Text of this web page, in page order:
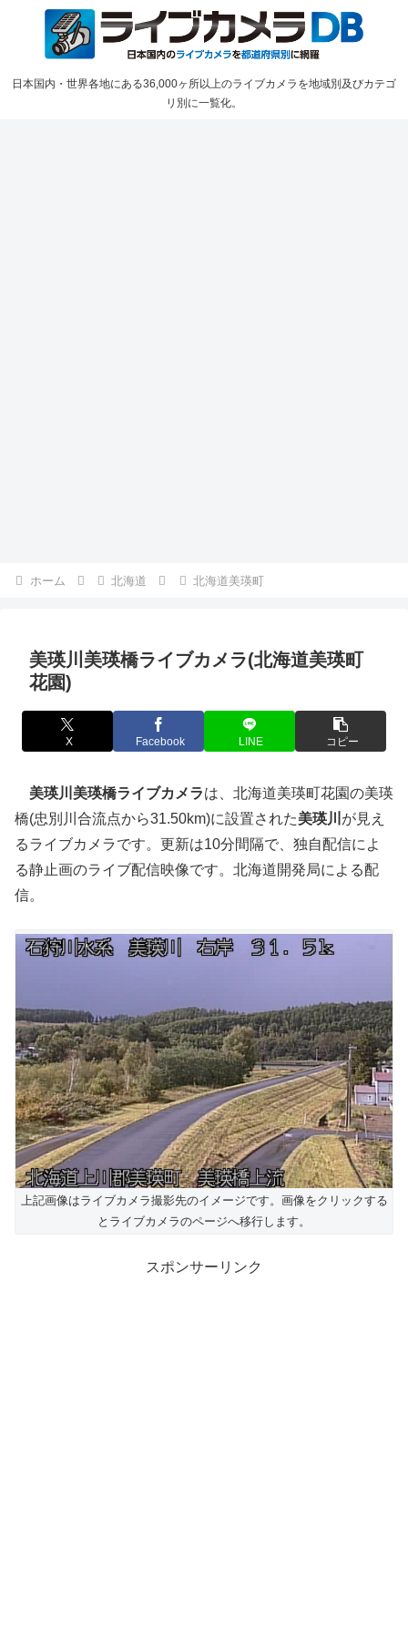
日本国内・世界各地にある36,000ヶ所以上のライブカメラを地域別及びカテゴ
リ別に一覧化。
ホーム 北海道 北海道美瑛町
美瑛川美瑛橋ライブカメラ(北海道美瑛町
花園)
X Facebook LINE コピー
美瑛川美瑛橋ライブカメラは、北海道美瑛町花園の美瑛
橋(忠別川合流点から31.50km)に設置された美瑛川 が見え
るライブカメラです。更新は10分間隔で、独自配信によ
る静止画のライブ配信映像です。北海道開発局による配
信。
上記画像はライブカメラ撮影先のイメージです。画像をクリックする
とライブカメラのページへ移行します。
スポンサーリンク